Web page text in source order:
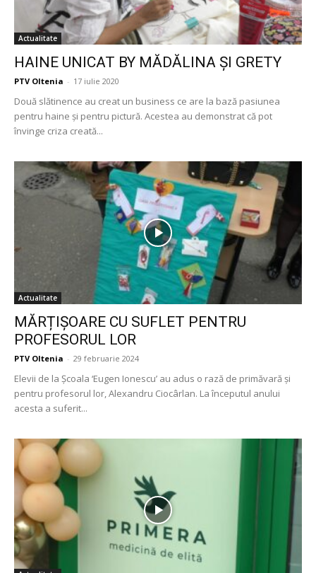
Actualitate
HAINE UNICAT BY MĂDĂLINA ȘI GRETY
PTV Oltenia - 17 iulie 2020
Două slătinence au creat un business ce are la bază pasiunea
pentru haine și pentru pictură. Acestea au demonstrat că pot
învinge criza creată...
Actualitate
MĂRȚIȘOARE CU SUFLET PENTRU
PROFESORUL LOR
PTV Oltenia - 29 februarie 2024
Elevii de la Școala ‘Eugen Ionescu’ au adus o rază de primăvară și
pentru profesorul lor, Alexandru Ciocârlan. La începutul anului
acesta a suferit...